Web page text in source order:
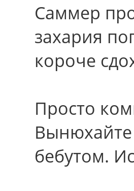
Саммер
захария
короче
Просто
Вынюхайте
бебутом.